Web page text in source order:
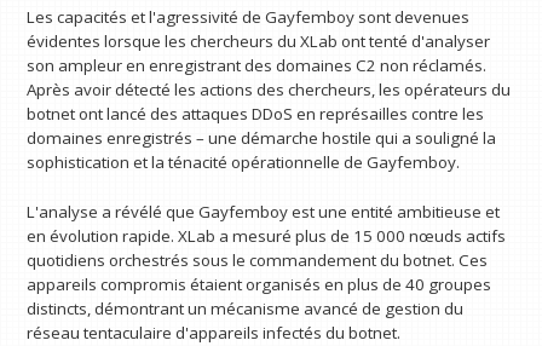
Les capacités et l'agressivité de Gayfemboy sont devenues
évidentes lorsque les chercheurs du XLab ont tenté d'analyser
son ampleur en enregistrant des domaines C2 non réclamés.
Après avoir détecté les actions des chercheurs, les opérateurs du
botnet ont lancé des attaques DDoS en représailles contre les
domaines enregistrés – une démarche hostile qui a souligné la
sophistication et la ténacité opérationnelle de Gayfemboy.
L'analyse a révélé que Gayfemboy est une entité ambitieuse et
en évolution rapide. XLab a mesuré plus de 15 000 nœuds actifs
quotidiens orchestrés sous le commandement du botnet. Ces
appareils compromis étaient organisés en plus de 40 groupes
distincts, démontrant un mécanisme avancé de gestion du
réseau tentaculaire d'appareils infectés du botnet.